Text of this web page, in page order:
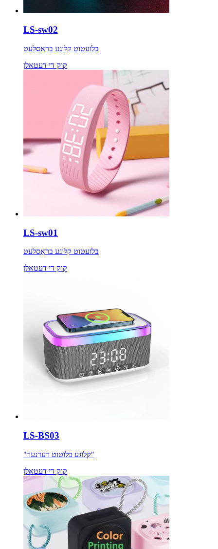
LS-sw02
בלועטוט קלוגע בראַסלעט
קוק די דעטאלן
LS-sw01
בלועטוט קלוגע בראַסלעט
קוק די דעטאלן
LS-BS03
"קלוגע בלוטוט רעדנער"
קוק די דעטאלן